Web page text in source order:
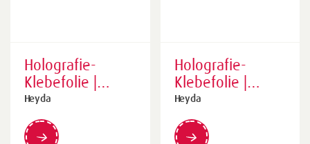
Holografie-
Klebefolie |
500×1000 mm,
85 g/m²,
schwarz
Heyda
Holografie-
Klebefolie |
500×1000 mm,
85 g/m², gold
Heyda